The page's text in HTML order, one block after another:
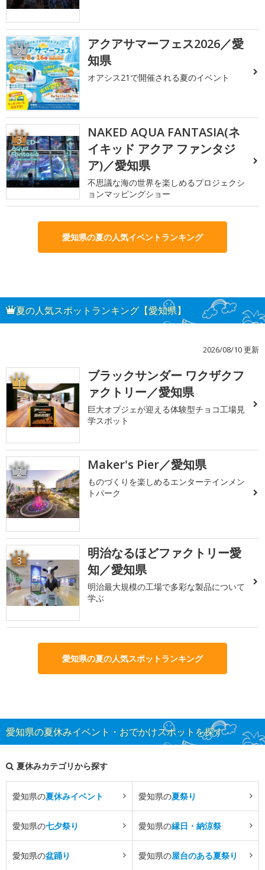
2
アクアサマーフェス2026／愛
知県
オアシス21で開催される夏のイベント
3
NAKED AQUA FANTASIA(ネ
イキッド アクア ファンタジ
ア)／愛知県
不思議な海の世界を楽しめるプロジェクシ
ョンマッピングショー
愛知県の夏の人気イベントランキング
夏の人気スポットランキング【愛知県】
2026/08/10 更新
1
ブラックサンダー ワクザクフ
ァクトリー／愛知県
巨大オブジェが迎える体験型チョコ工場見
学スポット
2 Maker's Pier／愛知県
ものづくりを楽しめるエンターテインメン
トパーク
3
明治なるほどファクトリー愛
知／愛知県
明治最大規模の工場で多彩な製品について
学ぶ
愛知県の夏の人気スポットランキング
愛知県の夏休みイベント・おでかけスポットを探す
夏休みカテゴリから探す
愛知県の夏休みイベント 愛知県の夏祭り
愛知県の七夕祭り 愛知県の縁日・納涼祭
愛知県の盆踊り 愛知県の屋台のある夏祭り